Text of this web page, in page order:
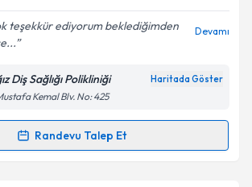
teşekkür ediyorum beklediğimden
Devamı
Diş Sağlığı Polikliniği Haritada Göster
Kemal Blv. No: 425
Randevu Talep Et
Takvimi Talebi